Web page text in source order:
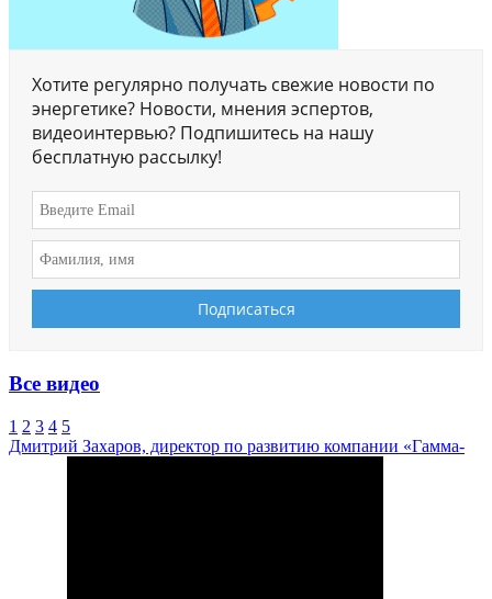
Хотите регулярно получать свежие новости по
энергетике? Новости, мнения эспертов,
видеоинтервью? Подпишитесь на нашу
бесплатную рассылку!
Все видео
1 2 3 4 5
Дмитрий Захаров, директор по развитию компании «Гамма-